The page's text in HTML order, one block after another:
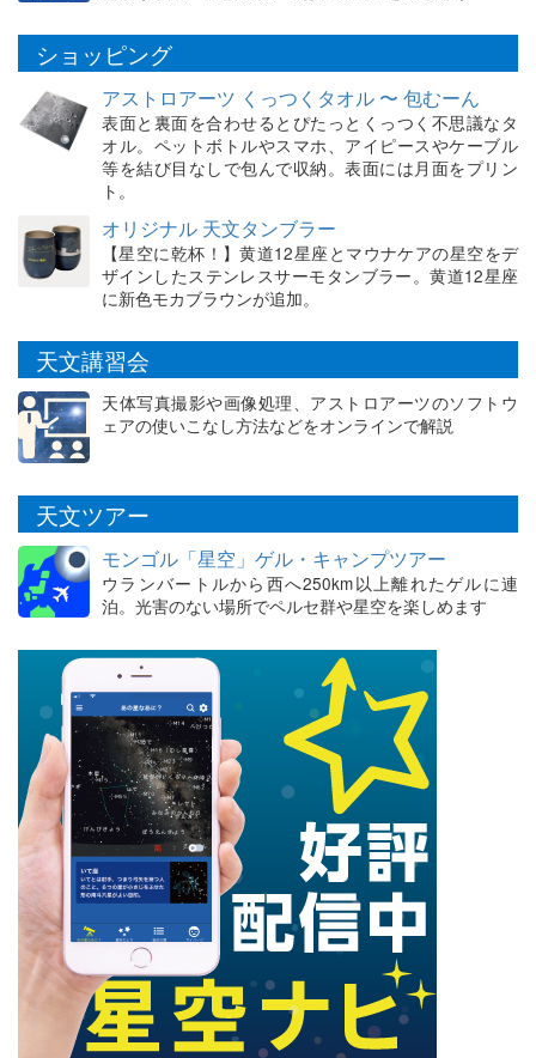
ショッピング
アストロアーツ くっつくタオル 〜 包むーん
表面と裏面を合わせるとぴたっとくっつく不思議なタ
オル。ペットボトルやスマホ、アイピースやケーブル
等を結び目なしで包んで収納。表面には月面をプリン
ト。
オリジナル 天文タンブラー
【星空に乾杯！】黄道12星座とマウナケアの星空をデ
ザインしたステンレスサーモタンブラー。黄道12星座
に新色モカブラウンが追加。
天文講習会
天体写真撮影や画像処理、アストロアーツのソフトウ
ェアの使いこなし方法などをオンラインで解説
天文ツアー
モンゴル「星空」ゲル・キャンプツアー
ウランバートルから西へ250km以上離れたゲルに連
泊。光害のない場所でペルセ群や星空を楽しめます